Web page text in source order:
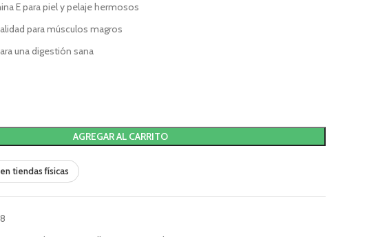
E para piel y pelaje hermosos
para músculos magros
una digestión sana
AGREGAR AL CARRITO
tiendas físicas